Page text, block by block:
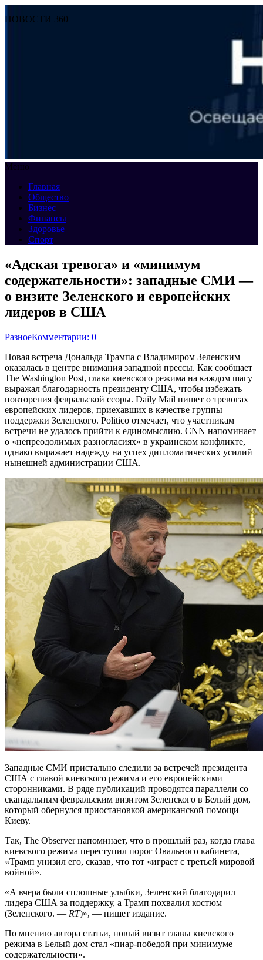
НОВОСТИ 360
Меню
Главная
Общество
Бизнес
Финансы
Здоровье
Спорт
«Адская тревога» и «минимум
содержательности»: западные СМИ —
о визите Зеленского и европейских
лидеров в США
РазноеКомментарии: 0
Новая встреча Дональда Трампа с Владимиром Зеленским
оказалась в центре внимания западной прессы. Как сообщает
The Washington Post, глава киевского режима на каждом шагу
выражал благодарность президенту США, чтобы избежать
повторения февральской ссоры. Daily Mail пишет о тревогах
европейских лидеров, приехавших в качестве группы
поддержки Зеленского. Politico отмечает, что участникам
встречи не удалось прийти к единомыслию. CNN напоминает
о «непреодолимых разногласиях» в украинском конфликте,
однако выражает надежду на успех дипломатических усилий
нынешней администрации США.
Западные СМИ пристально следили за встречей президента
США с главой киевского режима и его европейскими
сторонниками. В ряде публикаций проводятся параллели со
скандальным февральским визитом Зеленского в Белый дом,
который обернулся приостановкой американской помощи
Киеву.
Так, The Observer напоминает, что в прошлый раз, когда глава
киевского режима переступил порог Овального кабинета,
«Трамп унизил его, сказав, что тот «играет с третьей мировой
войной».
«А вчера были сплошные улыбки, Зеленский благодарил
лидера США за поддержку, а Трамп похвалил костюм
(Зеленского. — RT)», — пишет издание.
По мнению автора статьи, новый визит главы киевского
режима в Белый дом стал «пиар-победой при минимуме
содержательности».